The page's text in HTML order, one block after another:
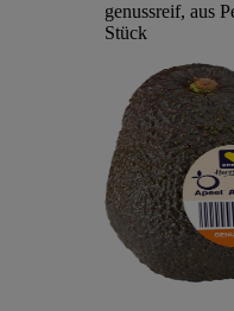
genussreif, aus
Stück